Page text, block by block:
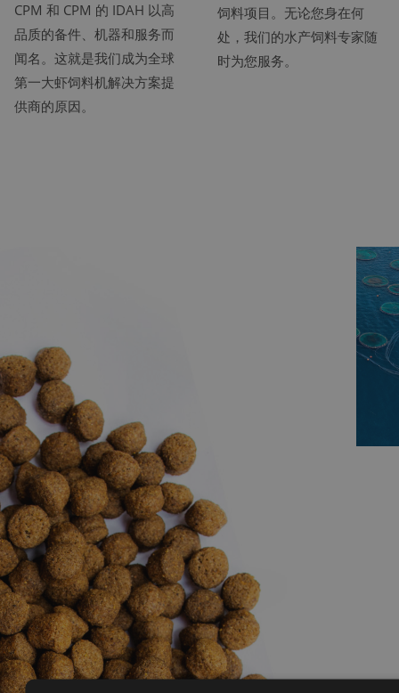
CPM 和 CPM 的 IDAH 以高
品质的备件、机器和服务而
闻名。这就是我们成为全球
第一大虾饲料机解决方案提
供商的原因。
饲料项目。无论您身在何
处，我们的水产饲料专家随
时为您服务。
您的鱼类及水
产事业，我们
全程为您服务
使用我们设计独特的粉
碎和制粒设备，您可以
为鱼、虾和其他水生动
物制作所需的专用饲
料。从超长效调质器到
提供最佳水稳定性的特
殊环模配置，我们提供